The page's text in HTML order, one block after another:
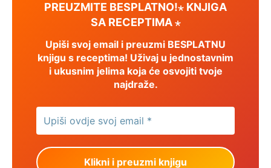
PREUZMITE BESPLATNO!⋆ KNJIGA
SA RECEPTIMA ⋆
Upiši svoj email i preuzmi BESPLATNU
knjigu s receptima! Uživaj u jednostavnim
i ukusnim jelima koja će osvojiti tvoje
najdraže.